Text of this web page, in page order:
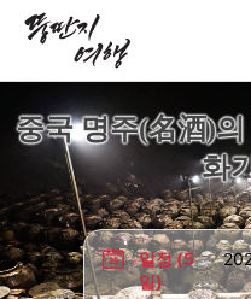
중국 명주(名酒)
화
일정 (5
일)